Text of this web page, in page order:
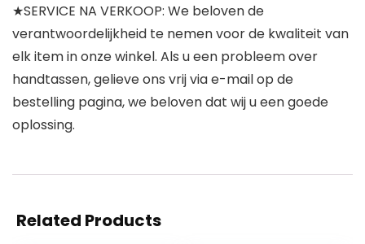
★SERVICE NA VERKOOP: We beloven de
verantwoordelijkheid te nemen voor de kwaliteit van
elk item in onze winkel. Als u een probleem over
handtassen, gelieve ons vrij via e-mail op de
bestelling pagina, we beloven dat wij u een goede
oplossing.
Related Products